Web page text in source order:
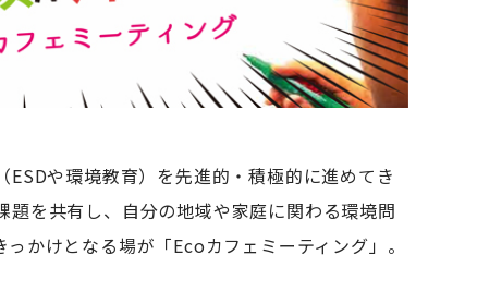
や環境教育）を先進的・積極的に進めてき
を共有し、自分の地域や家庭に関わる環境問
かけとなる場が「Ecoカフェミーティング」。